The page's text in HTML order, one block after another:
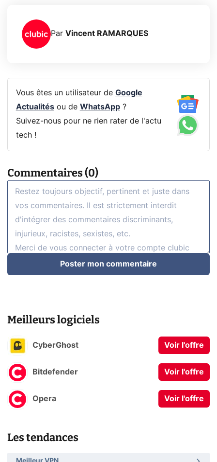
Par Vincent RAMARQUES
Vous êtes un utilisateur de Google
Actualitésou de WhatsApp?
Suivez-nous pour ne rien rater de l'actu
tech !
Commentaires (0)
Poster mon commentaire
Meilleurs logiciels
CyberGhost Voir l'offre
Bitdefender Voir l'offre
Opera Voir l'offre
Les tendances